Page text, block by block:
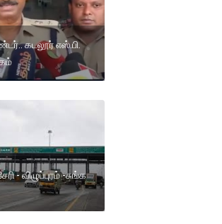
கடலூர் எஸ்.பி.
- விழுப்புரம் -சுங்க